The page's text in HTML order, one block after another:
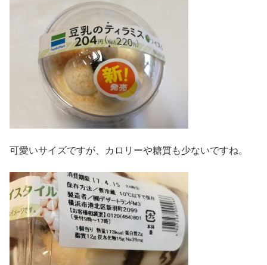
可愛いサイズですが、カロリーや糖質も少ないですね。